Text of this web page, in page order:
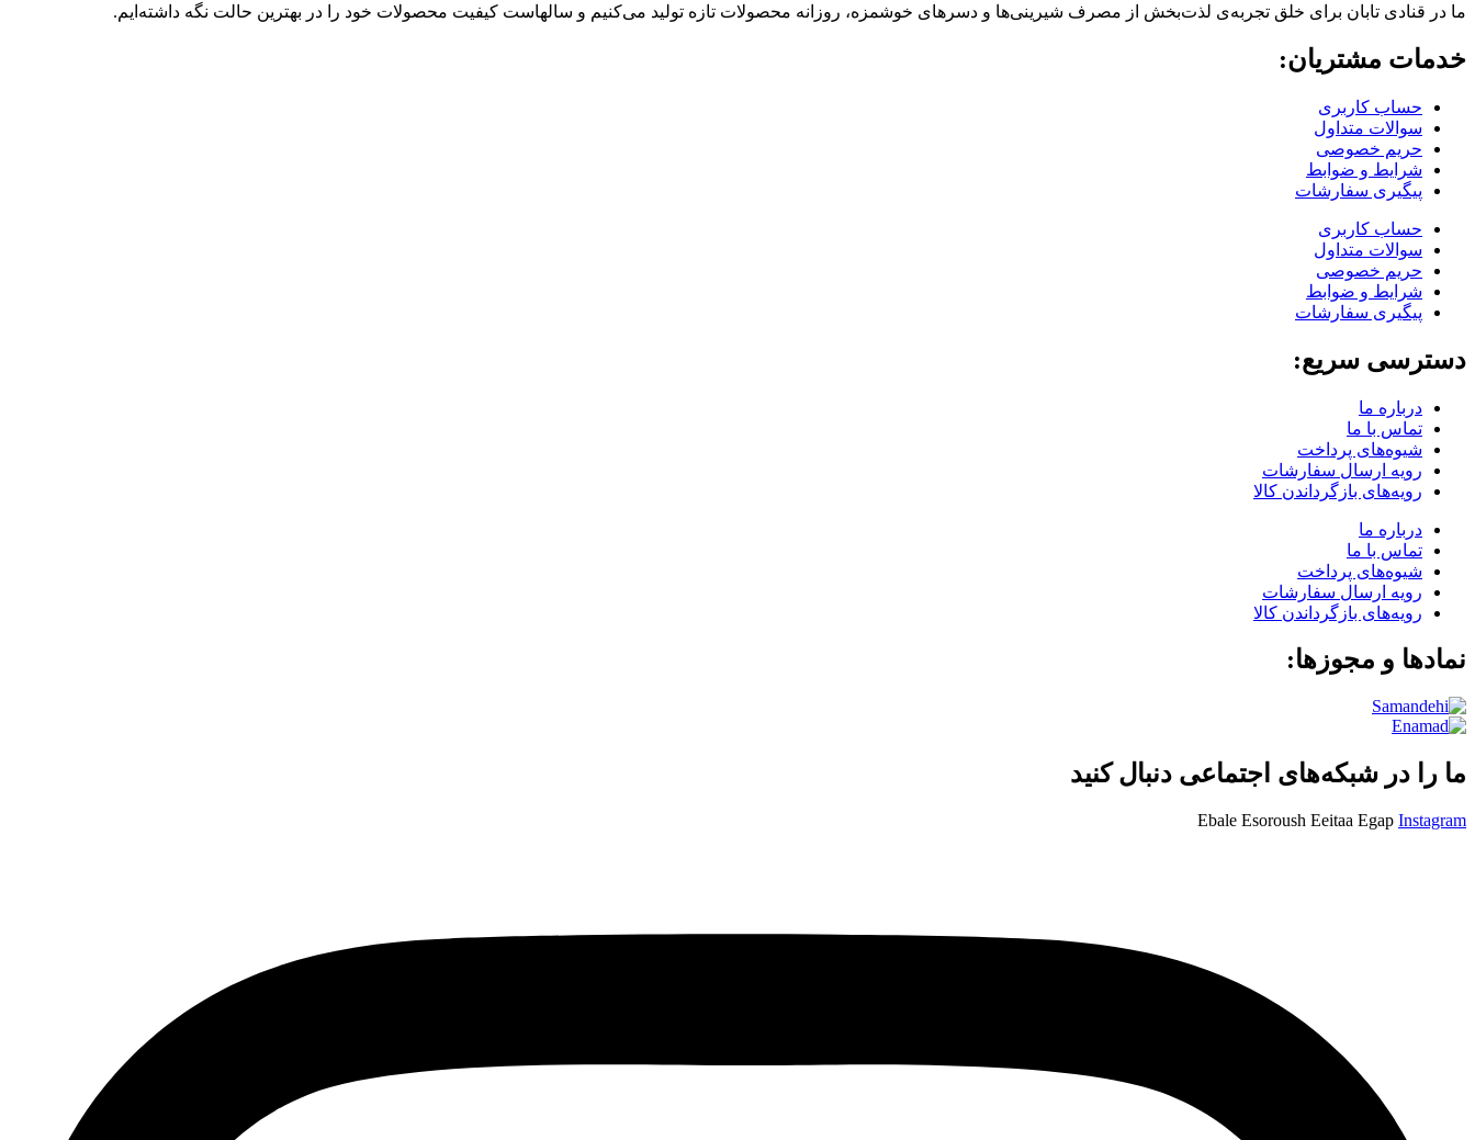
ما در قنادی تابان برای خلق تجربه‌ی لذت‌بخش از مصرف شیرینی‌ها و دسرهای خوشمزه، روزانه محصولات تازه تولید می‌کنیم و سالهاست کیفیت محصولات خود را در بهترین حالت نگه داشته‌ایم.
خدمات مشتریان:
حساب کاربری
سوالات متداول
حریم خصوصی
شرایط و ضوابط
پیگیری سفارشات
حساب کاربری
سوالات متداول
حریم خصوصی
شرایط و ضوابط
پیگیری سفارشات
دسترسی سریع:
درباره ما
تماس با ما
شیوه‌های پرداخت
رویه ارسال سفارشات
رویه‌های بازگرداندن کالا
درباره ما
تماس با ما
شیوه‌های پرداخت
رویه ارسال سفارشات
رویه‌های بازگرداندن کالا
نمادها و مجوزها:
ما را در شبکه‌های اجتماعی دنبال کنید
Ebale Esoroush Eeitaa Egap Instagram